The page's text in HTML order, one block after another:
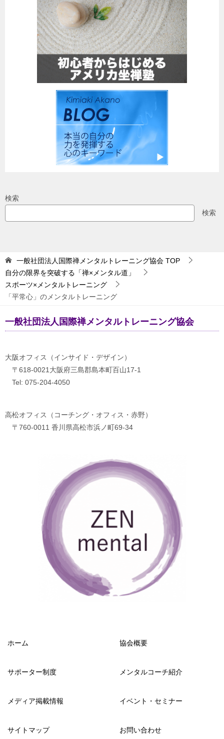
検索
検索
一般社団法人国際禅メンタルトレーニング協会 TOP
自分の限界を突破する「禅×メンタル道」
スポーツ×メンタルトレーニング
「平常心」のメンタルトレーニング
一般社団法人国際禅メンタルトレーニング協会
大阪オフィス（インサイド・デザイン）
〒618-0021大阪府三島郡島本町百山17-1
Tel: 075-204-4050
高松オフィス（コーチング・オフィス・赤野）
〒760-0011 香川県高松市浜ノ町69-34
ホーム 協会概要
サポーター制度 メンタルコーチ紹介
メディア掲載情報 イベント・セミナー
サイトマップ お問い合わせ